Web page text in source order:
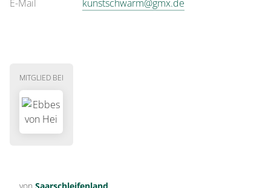
E-Mail
kunstschwarm@gmx.de
MITGLIED BEI